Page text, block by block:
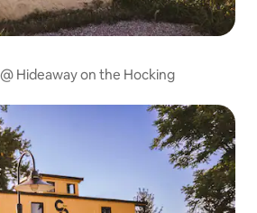
Hideaway on the Hocking